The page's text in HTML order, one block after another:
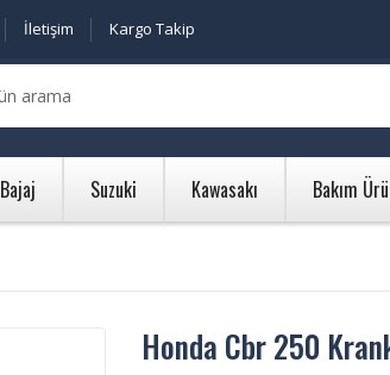
İletişim Kargo Takip
Bajaj Suzuki Kawasakı Bakım
Honda Cbr 250